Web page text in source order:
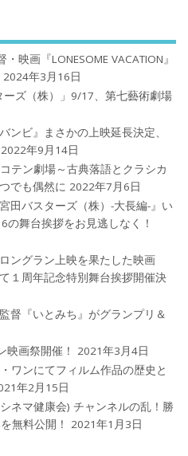
映画『LONESOME VACATION』
2024年3月16日
ズ（株）」9/17、第七藝術劇場
ンビ』まさかの上映延長決定、
2022年9月14日
テン劇場～古典落語とクラシカ
でも偶然に 2022年7月6日
田バスターズ（株）-大長編-』い
舞台挨拶をお見逃しなく！
ングラン上映を果たした映画
１周年記念特別舞台挨拶開催決
督『いとみち』がグランプリ＆
画祭開催！
2021年3月4日
ワンにてフィルム作品の歴史と
年2月15日
ネマ健康会) チャンネルの乱！勝
無料公開！
2021年1月3日